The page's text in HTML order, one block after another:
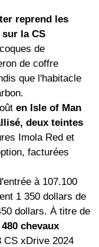
reprend les
sur la CS
de
de coffre
que l'habitacle
en Isle of Man
deux teintes
Imola Red et
facturées
à 107.100
1 350 dollars de
dollars. À titre de
chevaux
CS xDrive 2024